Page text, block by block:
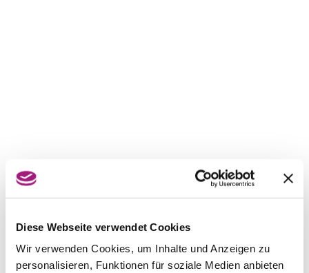
Diese Webseite verwendet Cookies
Wir verwenden Cookies, um Inhalte und Anzeigen zu
personalisieren, Funktionen für soziale Medien anbieten